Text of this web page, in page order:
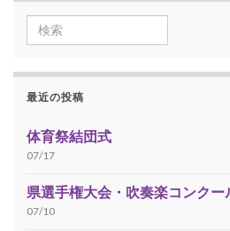
Search for:
最近の投稿
体育祭結団式
07/17
県選手権大会・吹奏楽コンクー
07/10